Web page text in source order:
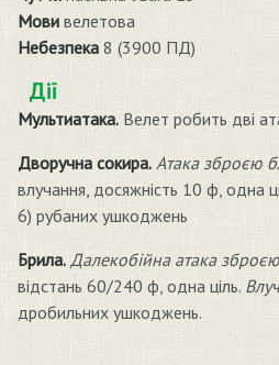
Мови велетова
Небезпека 8 (3900 ПД)
Дії
Мультиатака. Велет робить дві
Дворучна сокира. Атака зброєю
влучання, досяжність 10 ф, одна
6) рубаних ушкоджень
Брила. Далекобійна атака
відстань 60/240 ф, одна ціль.
дробильних ушкоджень.